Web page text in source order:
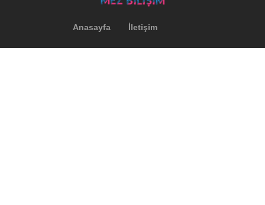
Anasayfa İletişim